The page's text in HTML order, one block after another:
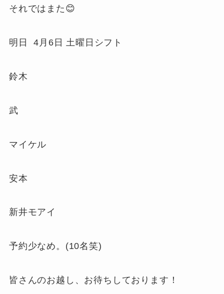
それではまた😊
明日 4月6日 土曜日シフト
鈴木
武
マイケル
安本
新井モアイ
予約少なめ。(10名笑)
皆さんのお越し、お待ちしております！